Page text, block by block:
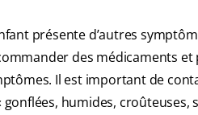
présente d’autres
des médicaments
Il est important de
humides, croûteuses,